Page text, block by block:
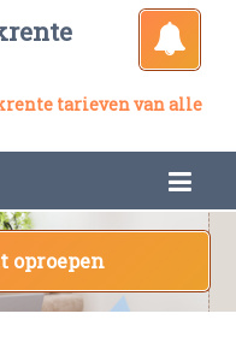
tarieven van alle
oproepen